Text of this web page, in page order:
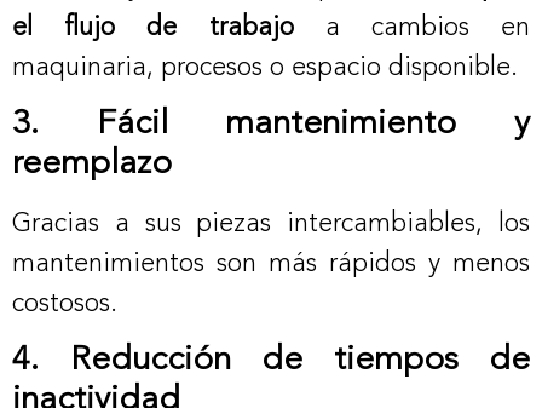
el flujo de trabajoa cambios en
maquinaria, procesos o espacio disponible.
3. Fácil mantenimiento y
reemplazo
Gracias a sus piezas intercambiables, los
mantenimientos son más rápidos y menos
costosos.
4. Reducción de tiempos de